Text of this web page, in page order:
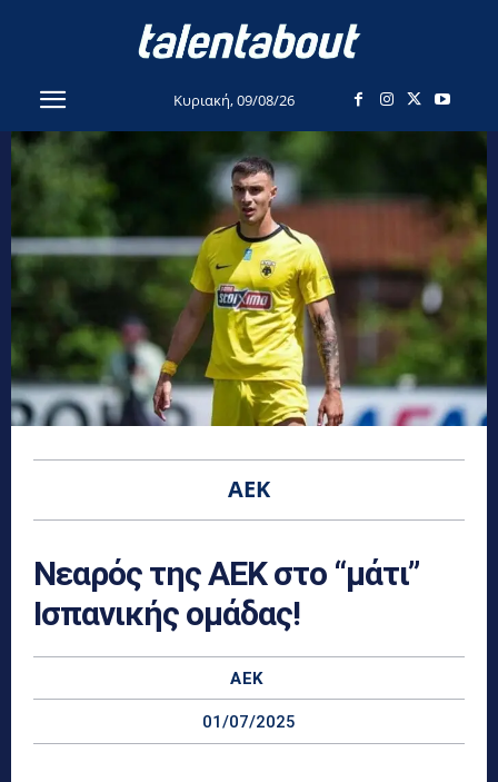
Κυριακή, 09/08/26
ΑΕΚ
Νεαρός της ΑΕΚ στο “μάτι”
Ισπανικής ομάδας!
ΑΕΚ
01/07/2025